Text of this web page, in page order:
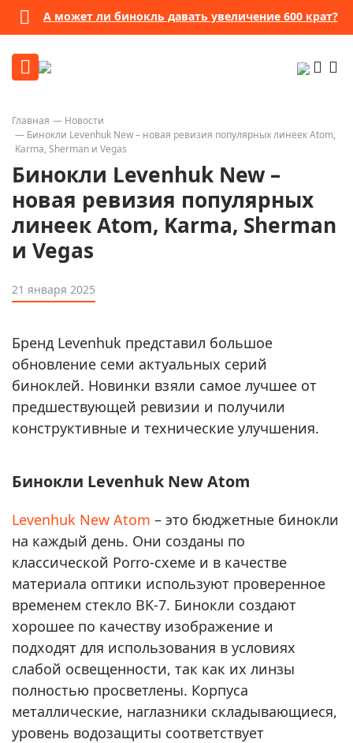
Бессрочная гарантияПосмотреть подробности
Главная
Новости
Бинокли Levenhuk New – новая ревизия популярных линеек Atom,
Karma, Sherman и Vegas
Бинокли Levenhuk New –
новая ревизия популярных
линеек Atom, Karma, Sherman
и Vegas
21 января 2025
Бренд Levenhuk представил большое
обновление семи актуальных серий
биноклей. Новинки взяли самое лучшее от
предшествующей ревизии и получили
конструктивные и технические улучшения.
Бинокли Levenhuk New Atom
Levenhuk New Atom – это бюджетные бинокли
на каждый день. Они созданы по
классической Porro-схеме и в качестве
материала оптики используют проверенное
временем стекло BK-7. Бинокли создают
хорошее по качеству изображение и
подходят для использования в условиях
слабой освещенности, так как их линзы
полностью просветлены. Корпуса
металлические, наглазники складывающиеся,
уровень водозащиты соответствует